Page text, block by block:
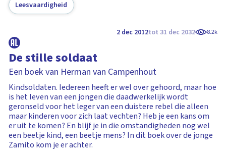
Leesvaardigheid
2 dec 2012tot 31 dec 2032 8.2k
De stille soldaat
Een boek van Herman van Campenhout
Kindsoldaten. Iedereen heeft er wel over gehoord, maar hoe
is het leven van een jongen die daadwerkelijk wordt
geronseld voor het leger van een duistere rebel die alleen
maar kinderen voor zich laat vechten? Heb je een kans om
er uit te komen? En blijf je in die omstandigheden nog wel
een beetje kind, een beetje mens? In dit boek over de jonge
Zamito kom je er achter.